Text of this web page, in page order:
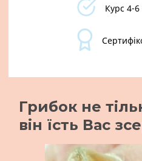
Курс 4-
Грибок не
він їсть Вас